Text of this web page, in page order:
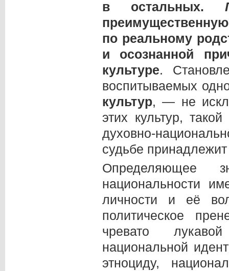
в остальных.
преимущественную
по реальному
и осознанной
культуре.
воспитываемых
культур, — не
этих культур,
духовно-
судьбе
Определяющее
национальности
личности и её
политическое
чревато
национальной
этноциду,